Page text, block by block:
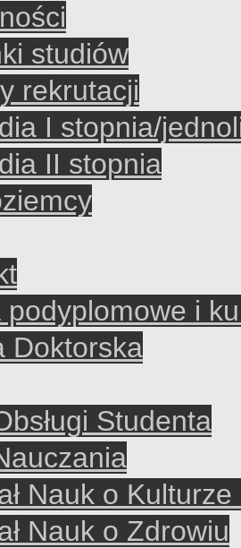
studiów
rekrutacji
I stopnia/
II stopnia
podyplomowe i
Doktorska
Studenta
Nauk o
Nauk o Zdrowiu